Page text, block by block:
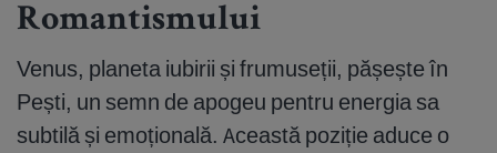
Romantismului
Venus, planeta iubirii și frumuseții, pășește în
Pești, un semn de apogeu pentru energia sa
subtilă și emoțională. Această poziție aduce o